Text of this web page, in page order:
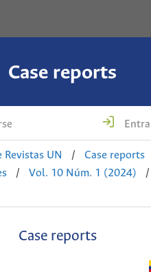
Case reports
Revistas UN /
Case reports
/ Vol. 10 Núm. 1 (2024)
/
Case reports